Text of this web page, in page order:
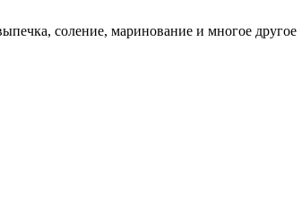
соление, маринование и многое другое